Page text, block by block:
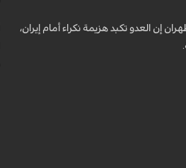
العدو تكبد هزيمة نكراء أمام إيران،